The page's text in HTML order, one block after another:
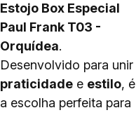
Estojo Box Especial
Paul Frank T03 -
Orquídea.
Desenvolvido para unir
praticidade e estilo, é
a escolha perfeita para